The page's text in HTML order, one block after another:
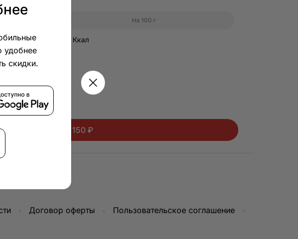
На 100 г
ценность:
159 Ккал
Белки:
Жиры:
В корзину • 1 150 ₽
Договор оферты
Пользовательское соглашение
удобнее
скидки.